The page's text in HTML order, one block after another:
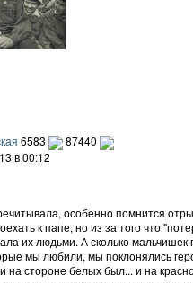
6583
87440
в 00:12
особенно помнится
к папе, но из за того что
их людьми. А сколько
мы любили, мы поклонялись
на стороне белых был... и на